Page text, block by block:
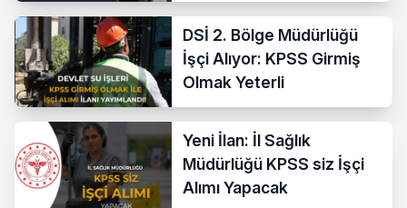
DSİ 2. Bölge Müdürlüğü
İşçi Alıyor: KPSS Girmiş
Olmak Yeterli
Yeni İlan: İl Sağlık
Müdürlüğü KPSS siz İşçi
Alımı Yapacak